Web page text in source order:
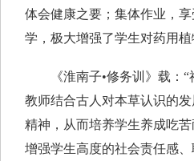
体会健康之要；集体作业，
学，极大增强了学生对药用
《淮南子•修务训》载：“
教师结合古人对本草认识的
精神，从而培养学生养成吃
增强学生高度的社会责任感、